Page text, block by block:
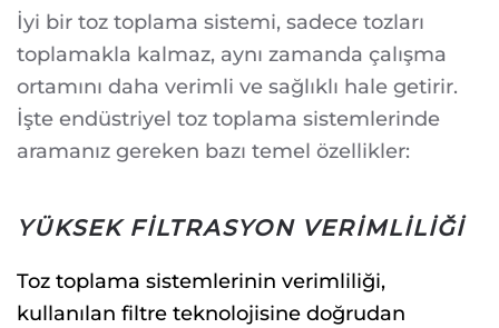
İyi bir toz toplama sistemi, sadece tozları
toplamakla kalmaz, aynı zamanda çalışma
ortamını daha verimli ve sağlıklı hale getirir.
İşte endüstriyel toz toplama sistemlerinde
aramanız gereken bazı temel özellikler:
YÜKSEK FILTRASYON VERIMLILIĞI
Toz toplama sistemlerinin verimliliği,
kullanılan filtre teknolojisine doğrudan